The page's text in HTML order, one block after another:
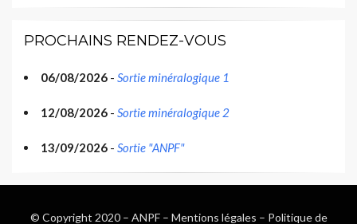
PROCHAINS RENDEZ-VOUS
06/08/2026 - Sortie minéralogique 1
12/08/2026 - Sortie minéralogique 2
13/09/2026 - Sortie "ANPF"
© Copyright 2020 – ANPF– Mentions légales – Politique de